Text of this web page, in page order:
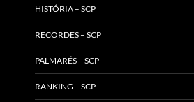
HISTÓRIA – SCP
RECORDES – SCP
PALMARÉS – SCP
RANKING – SCP